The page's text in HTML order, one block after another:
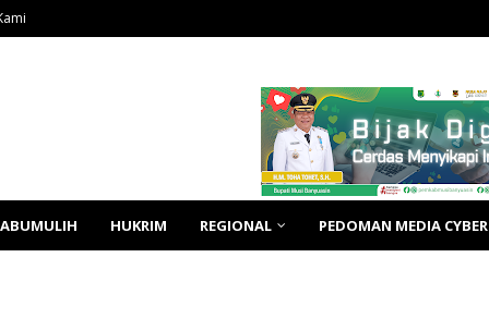
HUKRIM REGIONAL PEDOMAN MEDIA CYBER